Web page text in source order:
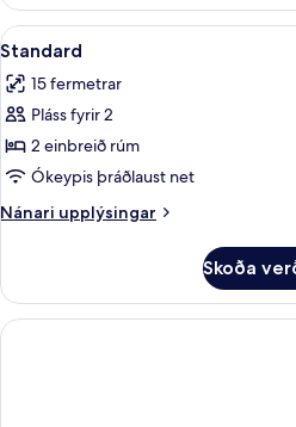
Skoða
allar
myndir
fyrir
Standard
1
Standard
15 fermetrar
Pláss fyrir 2
2 einbreið rúm
Ókeypis þráðlaust net
Nánari upplýsingar
Nánari
Skoða